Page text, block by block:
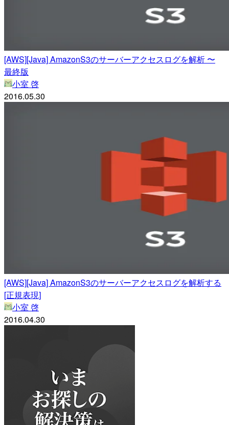
[AWS][Java] AmazonS3のサーバーアクセスログを解析 〜
最終版
小室 啓
2016.05.30
[AWS][Java] AmazonS3のサーバーアクセスログを解析する
[正規表現]
小室 啓
2016.04.30